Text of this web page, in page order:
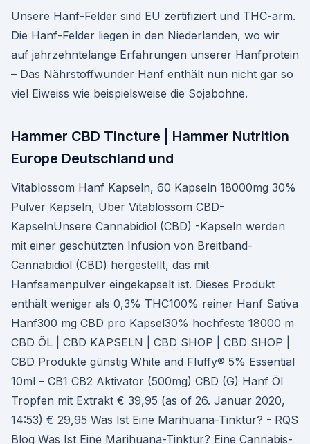
Unsere Hanf-Felder sind EU zertifiziert und THC-arm.
Die Hanf-Felder liegen in den Niederlanden, wo wir
auf jahrzehntelange Erfahrungen unserer Hanfprotein
– Das Nährstoffwunder Hanf enthält nun nicht gar so
viel Eiweiss wie beispielsweise die Sojabohne.
Hammer CBD Tincture | Hammer Nutrition
Europe Deutschland und
Vitablossom Hanf Kapseln, 60 Kapseln 18000mg 30%
Pulver Kapseln, Über Vitablossom CBD-
KapselnUnsere Cannabidiol (CBD) -Kapseln werden
mit einer geschützten Infusion von Breitband-
Cannabidiol (CBD) hergestellt, das mit
Hanfsamenpulver eingekapselt ist. Dieses Produkt
enthält weniger als 0,3% THC100% reiner Hanf Sativa
Hanf300 mg CBD pro Kapsel30% hochfeste 18000 m
CBD ÖL | CBD KAPSELN | CBD SHOP | CBD SHOP |
CBD Produkte günstig White and Fluffy® 5% Essential
10ml – CB1 CB2 Aktivator (500mg) CBD (G) Hanf Öl
Tropfen mit Extrakt € 39,95 (as of 26. Januar 2020,
14:53) € 29,95 Was Ist Eine Marihuana-Tinktur? - RQS
Blog Was Ist Eine Marihuana-Tinktur? Eine Cannabis-